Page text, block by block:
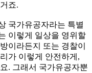
죠.
국가유공자라는 특별
이렇게 일상을 영위할
이라든지 또는 경찰이
가 이렇게 안전하게,
. 그래서 국가유공자뿐